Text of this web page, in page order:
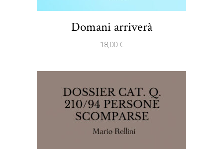
Domani arriverà
18,00 €